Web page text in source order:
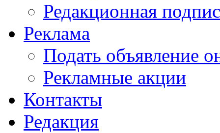
Редакционная
Реклама
Подать объявление
Рекламные акции
Контакты
Редакция